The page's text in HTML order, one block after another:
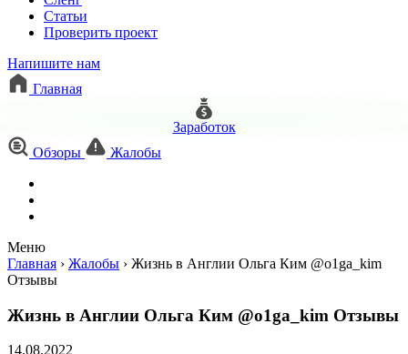
Статьи
Проверить проект
Напишите нам
Главная
Заработок
Обзоры
Жалобы
Меню
Главная › Жалобы › Жизнь в Англии Ольга Ким @o1ga_kim
Отзывы
Жизнь в Англии Ольга Ким @o1ga_kim Отзывы
14.08.2022